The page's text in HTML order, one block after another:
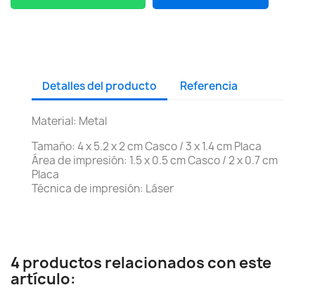
Detalles del producto Referencia
Material: Metal
Tamaño: 4 x 5.2 x 2 cm Casco / 3 x 1.4 cm Placa
Área de impresión: 1.5 x 0.5 cm Casco / 2 x 0.7 cm
Placa
Técnica de impresión: Láser
4 productos relacionados con este
artículo: